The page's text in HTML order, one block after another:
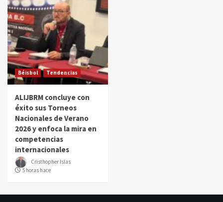
Béisbol Tendencias
ALIJBRM concluye con
éxito sus Torneos
Nacionales de Verano
2026 y enfoca la mira en
competencias
internacionales
Cristhopher Islas
5 horas hace